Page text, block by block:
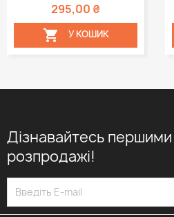
295,00 ₴
 У КОШИК
Дізнавайтесь
розпродажі!